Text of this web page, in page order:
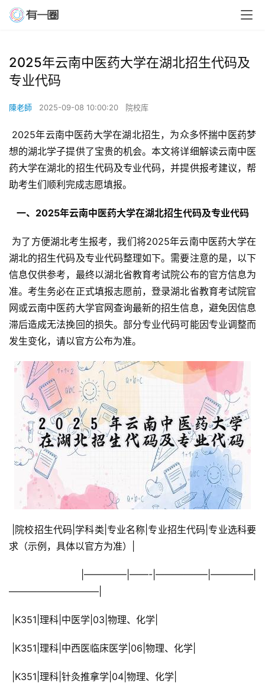
2025年云南中医药大学在湖北招生代码及
专业代码
陳老師 2025-09-08 10:00:20 院校库
想的湖北学子提供了宝贵的机会。本文将详细解读云南中医
药大学在湖北的招生代码及专业代码，并提供报考建议，帮
助考生们顺利完成志愿填报。
  一、2025年云南中医药大学在湖北招生代码及专业代码
湖北的招生代码及专业代码整理如下。需要注意的是，以下
信息仅供参考，最终以湖北省教育考试院公布的官方信息为
准。考生务必在正式填报志愿前，登录湖北省教育考试院官
网或云南中医药大学官网查询最新的招生信息，避免因信息
滞后造成无法挽回的损失。部分专业代码可能因专业调整而
发生变化，请以官方公布为准。
求（示例，具体以官方为准）|
—————————–|
|K351|理科|中医学|03|物理、化学|
|K351|理科|中西医临床医学|06|物理、化学|
|K351|理科|针灸推拿学|04|物理、化学|